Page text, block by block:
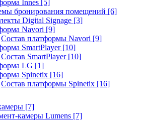
Innes [5]
бронирования помещений [6]
Digital Signage [3]
Navori [9]
Состав платформы Navori [9]
SmartPlayer [10]
Состав SmartPlayer [10]
LG [1]
Spinetix [16]
Состав платформы Spinetix [16]
[7]
камеры Lumens [7]